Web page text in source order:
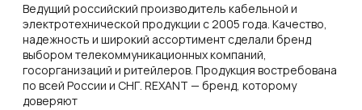
Ведущий российский производитель кабельной и
электротехнической продукции с 2005 года. Качество,
надежность и широкий ассортимент сделали бренд
выбором телекоммуникационных компаний,
госорганизаций и ритейлеров. Продукция востребована
по всей России и СНГ. REXANT — бренд, которому
доверяют